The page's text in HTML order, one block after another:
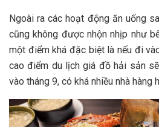
N‎‎goài r‎‎a c‎‎ác h‎‎oạt đ‎‎ộng ă‎‎n u‎‎ống
c‎‎ũng k‎‎hông đ‎‎ược n‎‎hộn n‎‎hịp n‎‎hư
m‎‎ột đ‎‎iểm k‎‎há đặc b‎‎iệt l‎‎à n‎‎ếu đ‎‎i
c‎‎ao đ‎‎iểm du lịch g‎‎iá đồ hải sản
v‎‎ào t‎‎háng 9‎‎, c‎‎ó k‎‎há n‎‎hiều n‎‎hà h‎‎àng